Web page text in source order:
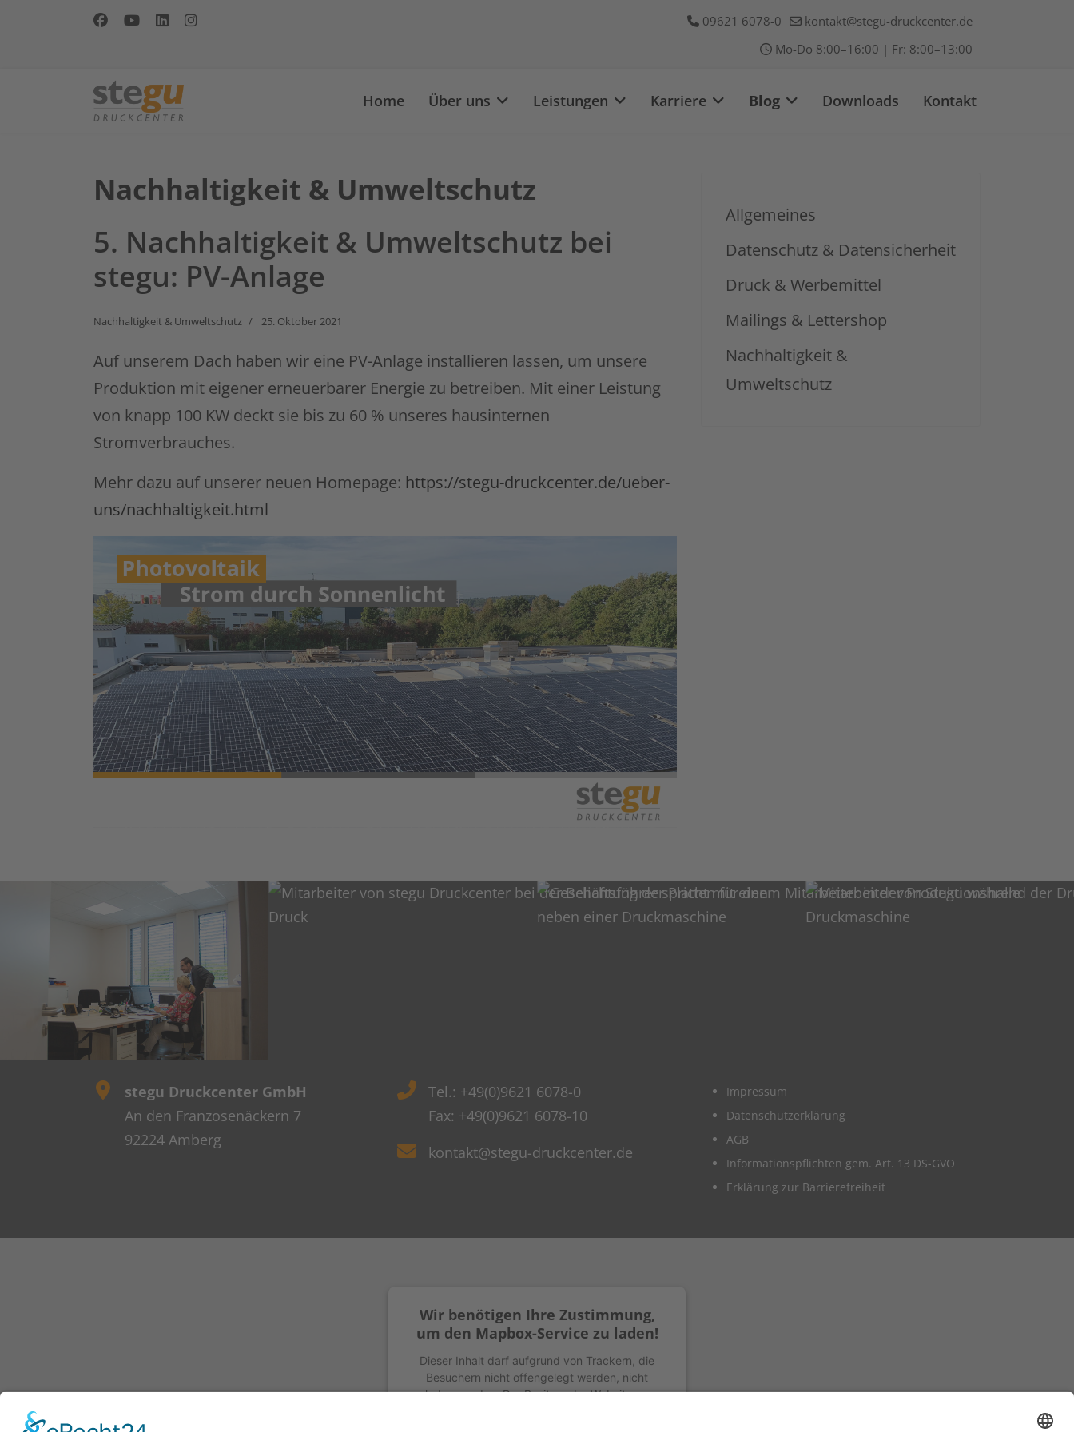
09621 6078-0
kontakt@stegu-druckcenter.de
Mo-Do 8:00–16:00 | Fr: 8:00–13:00
Home Über uns Leistungen Karriere Blog Downloads Kontakt
Nachhaltigkeit & Umweltschutz
5. Nachhaltigkeit & Umweltschutz bei
stegu: PV-Anlage
Nachhaltigkeit & Umweltschutz 25. Oktober 2021
Auf unserem Dach haben wir eine PV-Anlage installieren lassen, um unsere
Produktion mit eigener erneuerbarer Energie zu betreiben. Mit einer Leistung
von knapp 100 KW deckt sie bis zu 60 % unseres hausinternen
Stromverbrauches.
Mehr dazu auf unserer neuen Homepage: https://stegu-druckcenter.de/ueber-
uns/nachhaltigkeit.html
Allgemeines
Datenschutz & Datensicherheit
Druck & Werbemittel
Mailings & Lettershop
Nachhaltigkeit &
Umweltschutz
stegu Druckcenter GmbH
An den Franzosenäckern 7
92224 Amberg
Tel.: +49(0)9621 6078-0
Fax: +49(0)9621 6078-10
kontakt@stegu-druckcenter.de
Impressum
Datenschutzerklärung
AGB
Informationspflichten gem. Art. 13 DS-GVO
Erklärung zur Barrierefreiheit
Wir benötigen Ihre Zustimmung,
um den Mapbox-Service zu laden!
Dieser Inhalt darf aufgrund von Trackern, die
Besuchern nicht offengelegt werden, nicht
geladen werden. Der Besitzer der Website muss